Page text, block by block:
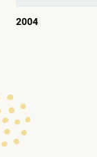
2004